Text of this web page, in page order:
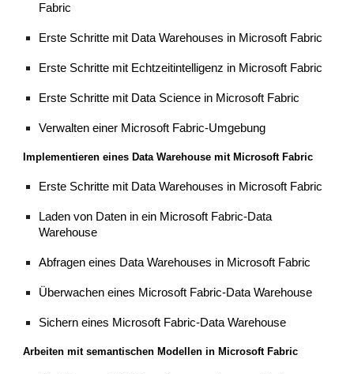
Fabric
Erste Schritte mit Data Warehouses in Microsoft Fabric
Erste Schritte mit Echtzeitintelligenz in Microsoft Fabric
Erste Schritte mit Data Science in Microsoft Fabric
Verwalten einer Microsoft Fabric-Umgebung
Implementieren eines Data Warehouse mit Microsoft Fabric
Erste Schritte mit Data Warehouses in Microsoft Fabric
Laden von Daten in ein Microsoft Fabric-Data
Warehouse
Abfragen eines Data Warehouses in Microsoft Fabric
Überwachen eines Microsoft Fabric-Data Warehouse
Sichern eines Microsoft Fabric-Data Warehouse
Arbeiten mit semantischen Modellen in Microsoft Fabric